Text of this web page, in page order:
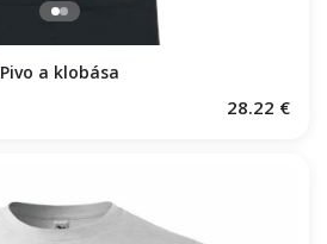
Pivo a klobása
28.22 €